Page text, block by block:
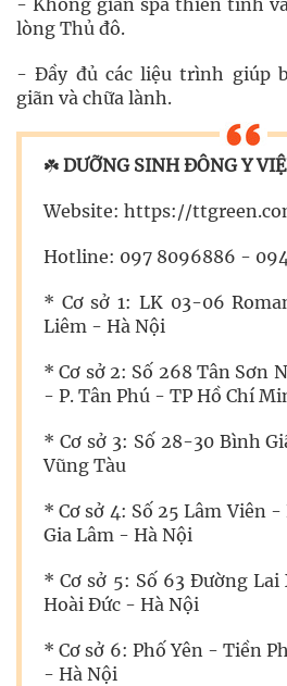
lòng Thủ đô.
- Đầy đủ các liệu trình giúp
giãn và chữa lành.
☘️ DƯỠNG SINH ĐÔNG Y
Website: https://
Hotline: 097 8096886 -
* Cơ sở 1: LK 03-06
Liêm - Hà Nội
* Cơ sở 2: Số 268 Tân Sơn
- P. Tân Phú - TP Hồ Chí
* Cơ sở 3: Số 28-30 Bình
Vũng Tàu
* Cơ sở 4: Số 25 Lâm Viên
Gia Lâm - Hà Nội
* Cơ sở 5: Số 63 Đường
Hoài Đức - Hà Nội
* Cơ sở 6: Phố Yên - Tiền
- Hà Nội